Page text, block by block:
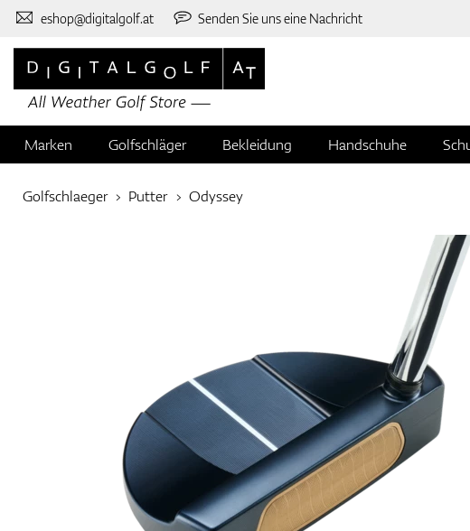
eshop@digitalgolf.at Senden Sie uns eine Nachricht
Marken Golfschläger Bekleidung Handschuhe
Golfschlaeger Putter Odyssey